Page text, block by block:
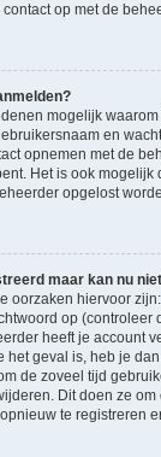
op met de
mogelijk
en
opnemen met de
Het is ook mogelijk
opgelost
maar kan nu
oorzaken hiervoor
op (controleer
heeft je account
het geval is, heb je
de zoveel tijd
Dit doen ze
te registreren